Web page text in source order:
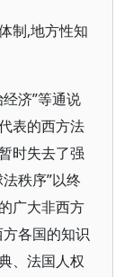
制,地方性知
济”等通说
表的西方法
时失去了强
秩序”以终
广大非西方
各国的知识
、法国人权